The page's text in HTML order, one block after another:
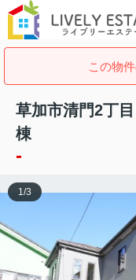
この物
草加市清門2丁
棟
-
1/3